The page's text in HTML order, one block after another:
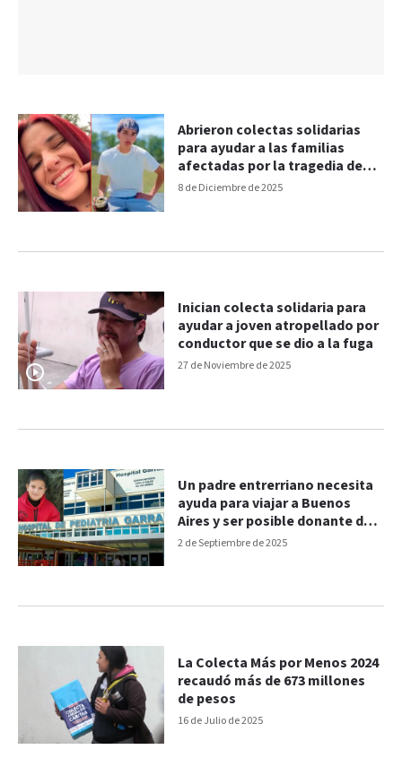
8 de Diciembre de 2025
Abrieron colectas solidarias
para ayudar a las familias
afectadas por la tragedia de
Ruta 32
27 de Noviembre de 2025
Inician colecta solidaria para
ayudar a joven atropellado por
conductor que se dio a la fuga
2 de Septiembre de 2025
Un padre entrerriano necesita
ayuda para viajar a Buenos
Aires y ser posible donante de
médula para su hijo
16 de Julio de 2025
La Colecta Más por Menos 2024
recaudó más de 673 millones
de pesos